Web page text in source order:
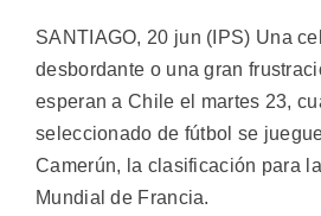
SANTIAGO, 20 jun (IPS) Una
desbordante o una gran
esperan a Chile el martes 23,
seleccionado de fútbol se
Camerún, la clasificación para
Mundial de Francia.